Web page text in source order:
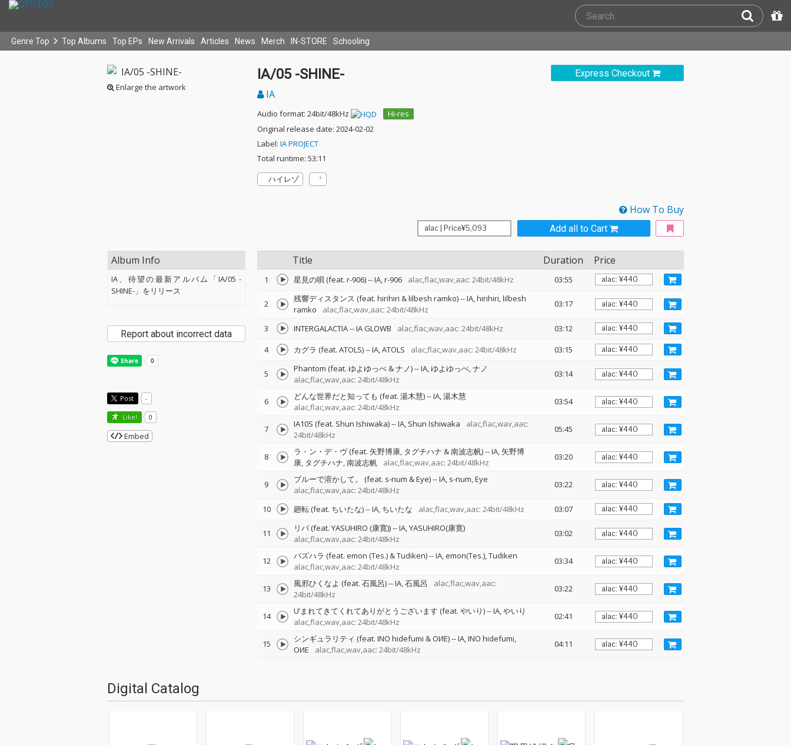
Genre Top Top Albums Top EPs New Arrivals Articles News Merch IN-STORE Schooling
Enlarge the artwork
Express Checkout
IA/05 -SHINE-
IA
Audio format: 24bit/48kHz
Hi-res
Original release date: 2024-02-02
Label: IA PROJECT
Total runtime: 53:11
ハイレゾ
How To Buy
Add all to Cart
Title Duration Price
1 星見の唄 (feat. r-906)--IA r-906 alac,flac,wav,aac: 24bit/48kHz 03:55
2 残響ディスタンス (feat. hirihiri & lilbesh ramko)--IA hirihiri lilbesh
ramko
alac,flac,wav,aac: 24bit/48kHz
03:17
3 INTERGALACTIA--IA GLOWB alac,flac,wav,aac: 24bit/48kHz
03:12
4
カグラ (feat. ATOLS)--IA ATOLS alac,flac,wav,aac: 24bit/48kHz 03:15
5 Phantom (feat. ゆよゆっぺ & ナノ)--IA ゆよゆっぺ ナノ
alac,flac,wav,aac: 24bit/48kHz
03:14
6 どんな世界だと知っても (feat. 湯木慧)--IA 湯木慧
alac,flac,wav,aac: 24bit/48kHz
03:54
7 IA10S (feat. Shun Ishiwaka)--IA Shun Ishiwaka
alac,flac,wav,aac:
24bit/48kHz
05:45
8 ラ・ン・デ・ヴ (feat. 矢野博康, タグチハナ & 南波志帆)--IA 矢野博
康 タグチハナ 南波志帆 alac,flac,wav,aac: 24bit/48kHz
03:20
9 ブルーで溶かして。 (feat. s-num & Eye)--IA s-num Eye
alac,flac,wav,aac: 24bit/48kHz
03:22
10 廻転 (feat. ちいたな)--IA ちいたな alac,flac,wav,aac: 24bit/48kHz 03:07
11 リバ (feat. YASUHIRO (康寛))--IA YASUHIRO(康寛)
alac,flac,wav,aac: 24bit/48kHz
03:02
12 バズハラ (feat. emon (Tes.) & Tudiken)--IA emon(Tes.) Tudiken
alac,flac,wav,aac: 24bit/48kHz
03:34
13 風邪ひくなよ (feat. 石風呂)--IA 石風呂
alac,flac,wav,aac:
24bit/48kHz
03:22
14 U’まれてきてくれてありがとうございます (feat. やいり)--IA やいり
alac,flac,wav,aac: 24bit/48kHz
02:41
15 シンギュラリティ (feat. INO hidefumi & OИE)--IA INO hidefumi
OИE
alac,flac,wav,aac: 24bit/48kHz
04:11
Album Info
IA、待望の最新アルバム「IA/05 -
SHINE-」をリリース
Report about incorrect data
Post -
Like! 0
Embed
Digital Catalog